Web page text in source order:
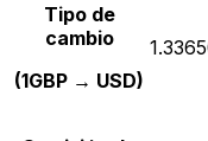
Tipo de
cambio
(1GBP → USD)